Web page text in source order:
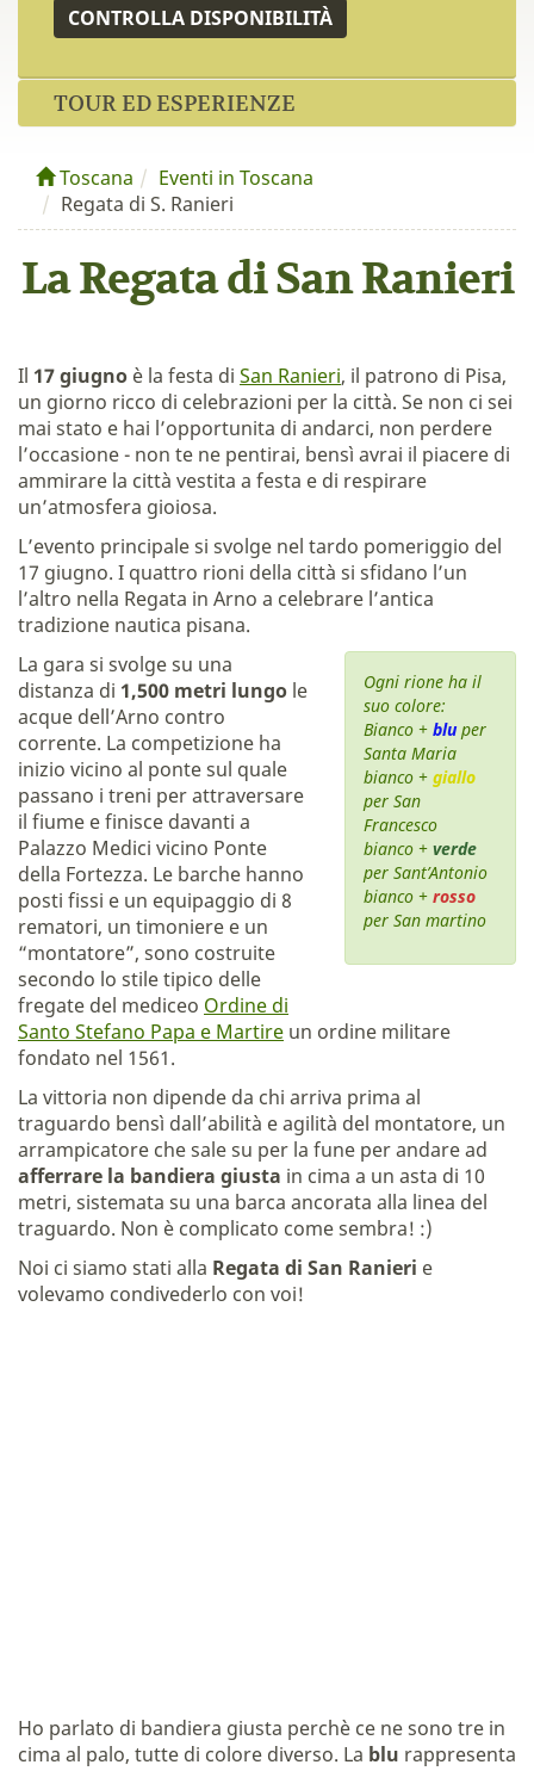
CONTROLLA DISPONIBILITÀ
TOUR ED ESPERIENZE
Toscana
Eventi in Toscana
Regata di S. Ranieri
La Regata di San Ranieri
Il 17 giugno è la festa di San Ranieri, il patrono di Pisa,
un giorno ricco di celebrazioni per la città. Se non ci sei
mai stato e hai l’opportunita di andarci, non perdere
l’occasione - non te ne pentirai, bensì avrai il piacere di
ammirare la città vestita a festa e di respirare
un’atmosfera gioiosa.
L’evento principale si svolge nel tardo pomeriggio del
17 giugno. I quattro rioni della città si sfidano l’un
l’altro nella Regata in Arno a celebrare l’antica
tradizione nautica pisana.
Ogni rione ha il
suo colore:
Bianco + bluper
Santa Maria
bianco + giallo
per San
Francesco
bianco + verde
per Sant’Antonio
bianco + rosso
per San martino
La gara si svolge su una
distanza di 1,500 metri lungo le
acque dell’Arno contro
corrente. La competizione ha
inizio vicino al ponte sul quale
passano i treni per attraversare
il fiume e finisce davanti a
Palazzo Medici vicino Ponte
della Fortezza. Le barche hanno
posti fissi e un equipaggio di 8
rematori, un timoniere e un
“montatore”, sono costruite
secondo lo stile tipico delle
fregate del mediceo Ordine di
Santo Stefano Papa e Martire un ordine militare
fondato nel 1561.
La vittoria non dipende da chi arriva prima al
traguardo bensì dall’abilità e agilità del montatore, un
arrampicatore che sale su per la fune per andare ad
afferrare la bandiera giusta in cima a un asta di 10
metri, sistemata su una barca ancorata alla linea del
traguardo. Non è complicato come sembra! :)
Noi ci siamo stati alla Regata di San Ranieri e
volevamo condivederlo con voi!
Ho parlato di bandiera giusta perchè ce ne sono tre in
cima al palo, tutte di colore diverso. La blu rappresenta